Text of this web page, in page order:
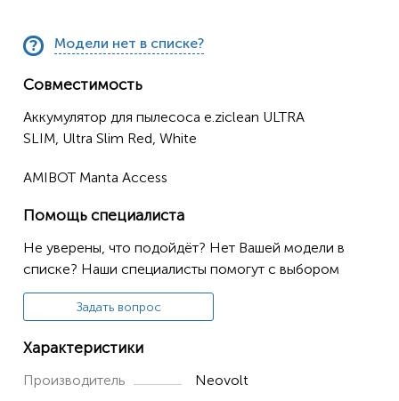
Модели нет в списке?
Совместимость
Аккумулятор для пылесоса e.ziclean ULTRA
SLIM, Ultra Slim Red, White
AMIBOT Manta Access
Помощь специалиста
Не уверены, что подойдёт? Нет Вашей модели в
списке? Наши специалисты помогут с выбором
Задать вопрос
Характеристики
Производитель Neovolt